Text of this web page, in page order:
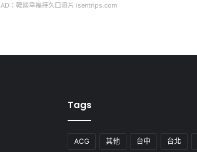
AD：韓國幸福持久口溶片 isentrips.com
Tags
ACG 其他 台中 台北